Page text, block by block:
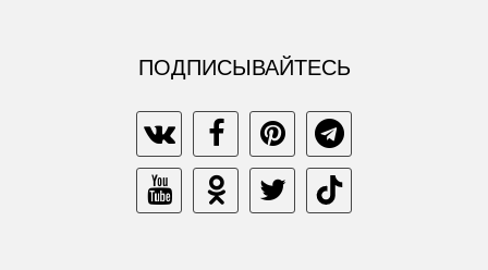
ПОДПИСЫВАЙТЕСЬ